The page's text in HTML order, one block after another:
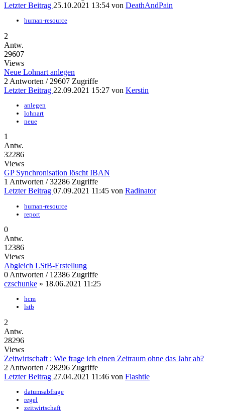
Letzter Beitrag 25.10.2021 13:54 von DeathAndPain
human-resource
2
Antw.
29607
Views
Neue Lohnart anlegen
2 Antworten / 29607 Zugriffe
Letzter Beitrag 22.09.2021 15:27 von Kerstin
anlegen
lohnart
neue
1
Antw.
32286
Views
GP Synchronisation löscht IBAN
1 Antworten / 32286 Zugriffe
Letzter Beitrag 07.09.2021 11:45 von Radinator
human-resource
report
0
Antw.
12386
Views
Abgleich LStB-Erstellung
0 Antworten / 12386 Zugriffe
czschunke » 18.06.2021 11:25
hcm
lstb
2
Antw.
28296
Views
Zeitwirtschaft : Wie frage ich einen Zeitraum ohne das Jahr ab?
2 Antworten / 28296 Zugriffe
Letzter Beitrag 27.04.2021 11:46 von Flashtie
datumsabfrage
regel
zeitwirtschaft